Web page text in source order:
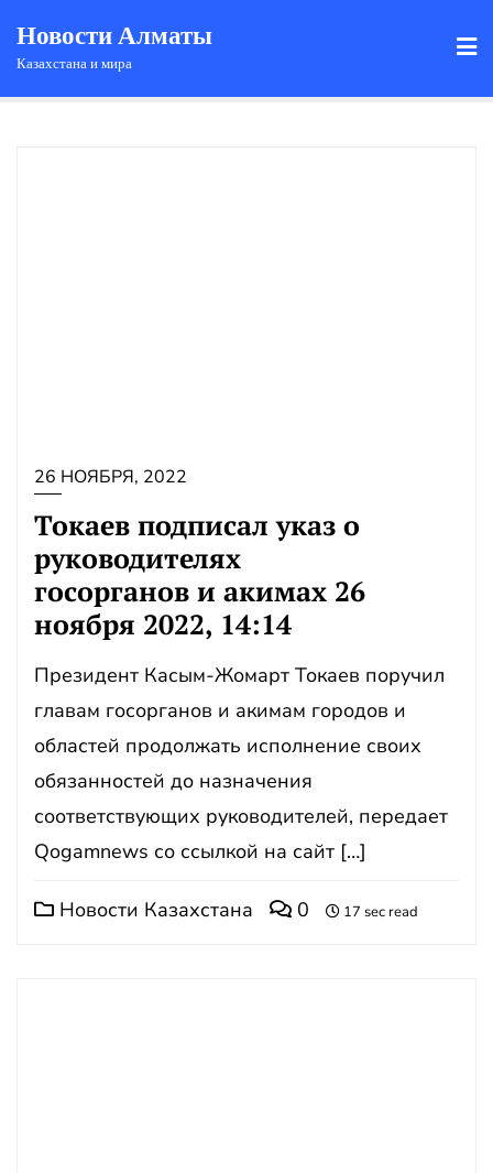
Новости Алматы
Казахстана и мира
26 НОЯБРЯ, 2022
Токаев подписал указ о
руководителях
госорганов и акимах 26
ноября 2022, 14:14
Президент Касым-Жомарт Токаев поручил
главам госорганов и акимам городов и
областей продолжать исполнение своих
обязанностей до назначения
соответствующих руководителей, передает
Qogamnews со ссылкой на сайт […]
Новости Казахстана 0 17 sec read